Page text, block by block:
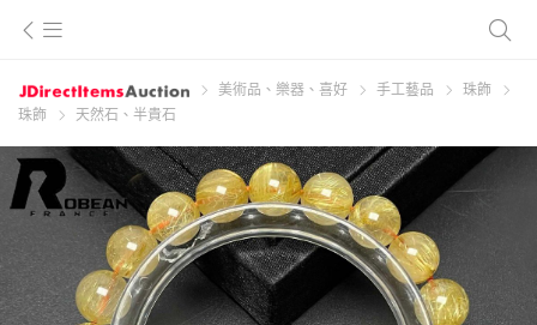
美術品、樂器、喜好 手工藝品
珠飾
珠飾
天然石、半貴石